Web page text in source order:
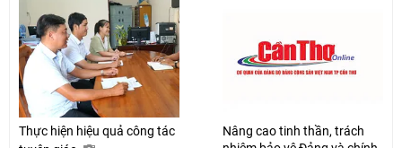
Thực hiện hiệu quả công tác
Nâng cao tinh thần, trách